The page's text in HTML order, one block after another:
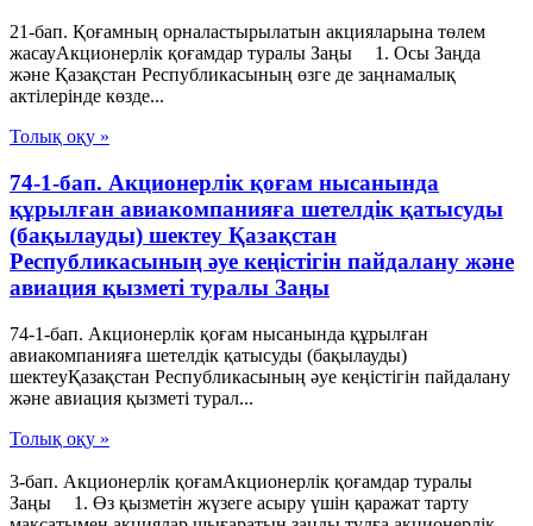
21-бап. Қоғамның орналастырылатын акцияларына төлем
жасауАкционерлік қоғамдар туралы Заңы 1. Осы Заңда
және Қазақстан Республикасының өзге де заңнамалық
актілерінде көзде...
Толық оқу »
74-1-бап. Акционерлік қоғам нысанында
құрылған авиакомпанияға шетелдік қатысуды
(бақылауды) шектеу Қазақстан
Республикасының әуе кеңістігін пайдалану және
авиация қызметі туралы Заңы
74-1-бап. Акционерлік қоғам нысанында құрылған
авиакомпанияға шетелдік қатысуды (бақылауды)
шектеуҚазақстан Республикасының әуе кеңістігін пайдалану
және авиация қызметі турал...
Толық оқу »
3-бап. Акционерлік қоғамАкционерлік қоғамдар туралы
Заңы 1. Өз қызметін жүзеге асыру үшін қаражат тарту